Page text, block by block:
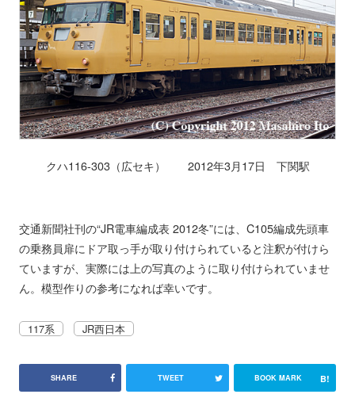
クハ116-303（広セキ） 2012年3月17日 下関駅
交通新聞社刊の“JR電車編成表 2012冬”には、C105編成先頭車
の乗務員扉にドア取っ手が取り付けられていると注釈が付けら
ていますが、実際には上の写真のように取り付けられていませ
ん。模型作りの参考になれば幸いです。
117系 JR西日本
SHARE TWEET BOOK MARK B!